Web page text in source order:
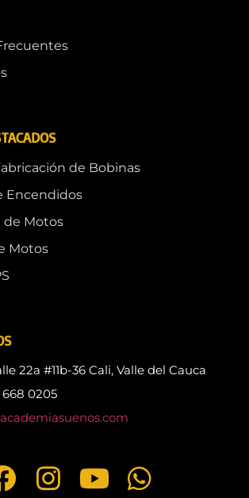
de Bobinas
Encendidos
de Motos
Motos
22a #11b-36 Cali, Valle del Cauca
668 0205